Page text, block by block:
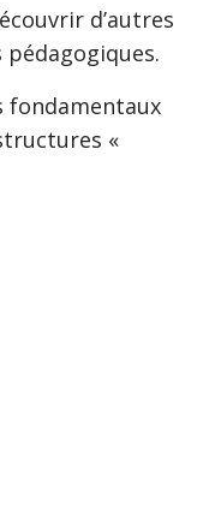
d’autres
fondamentaux
«